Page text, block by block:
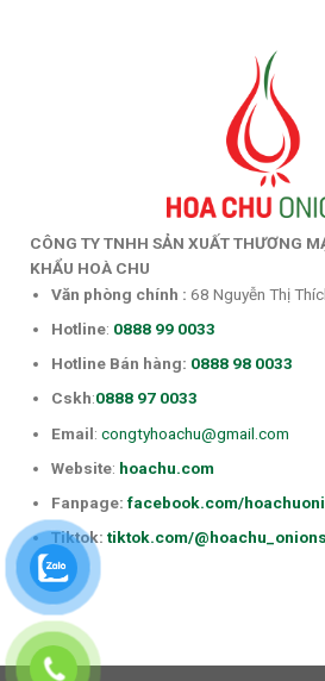
CÔNG TY TNHH SẢN XUẤT THƯƠNG
KHẨU HOÀ CHU
Văn phòng chính : 68 Nguyễn Thị
Hotline: 0888 99 0033
Hotline Bán hàng: 0888 98 0033
Cskh:0888 97 0033
Email: congtyhoachu@gmail.com
Website: hoachu.com
Fanpage: facebook.com/
Tiktok: tiktok.com/@hoachu_onions